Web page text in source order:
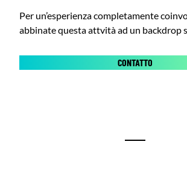
Per un’esperienza completamente
abbinate questa attvità ad un backdrop
CONTATTO